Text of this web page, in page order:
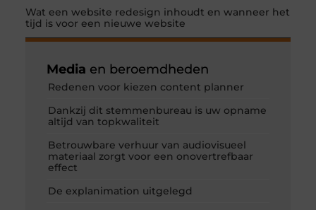
Wat een website redesign inhoudt en wanneer het
tijd is voor een nieuwe website
Media en beroemdheden
Redenen voor kiezen content planner
Dankzij dit stemmenbureau is uw opname
altijd van topkwaliteit
Betrouwbare verhuur van audiovisueel
materiaal zorgt voor een onovertrefbaar
effect
De explanimation uitgelegd